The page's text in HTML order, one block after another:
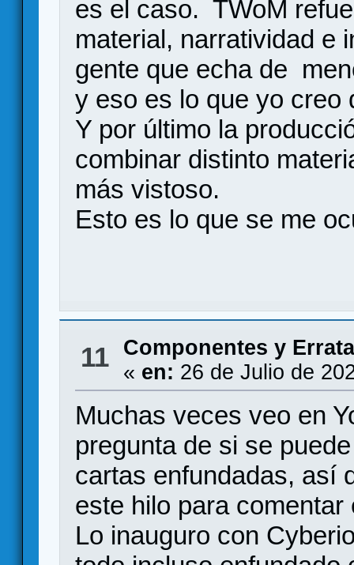
es el caso. TWoM
material, narratividad
gente que echa de
y eso es lo que yo creo
Y por último la
combinar distinto
más vistoso.
Esto es lo que se me
11
Componentes y
« en: 26 de Julio de
Muchas veces veo en
pregunta de si se
cartas enfundadas, así
este hilo para
Lo inauguro con